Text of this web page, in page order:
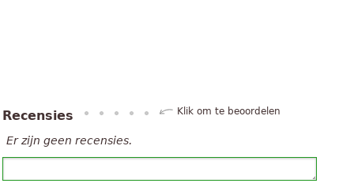
Recensies Klik om te beoordelen
Er zijn geen recensies.